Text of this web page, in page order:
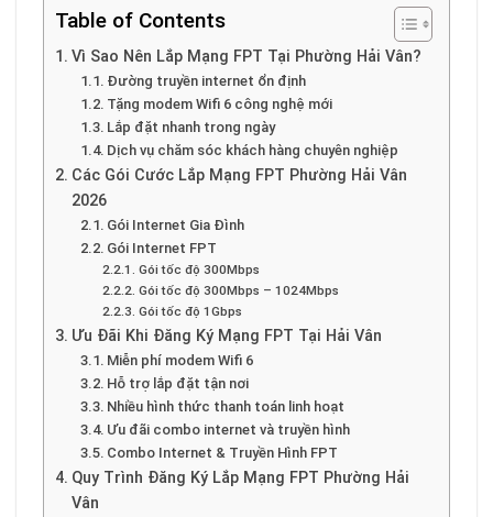
Table of Contents
Vì Sao Nên Lắp Mạng FPT Tại Phường Hải Vân?
Đường truyền internet ổn định
Tặng modem Wifi 6 công nghệ mới
Lắp đặt nhanh trong ngày
Dịch vụ chăm sóc khách hàng chuyên nghiệp
Các Gói Cước Lắp Mạng FPT Phường Hải Vân
2026
Gói Internet Gia Đình
Gói Internet FPT
Gói tốc độ 300Mbps
Gói tốc độ 300Mbps – 1024Mbps
Gói tốc độ 1Gbps
Ưu Đãi Khi Đăng Ký Mạng FPT Tại Hải Vân
Miễn phí modem Wifi 6
Hỗ trợ lắp đặt tận nơi
Nhiều hình thức thanh toán linh hoạt
Ưu đãi combo internet và truyền hình
Combo Internet & Truyền Hình FPT
Quy Trình Đăng Ký Lắp Mạng FPT Phường Hải
Vân